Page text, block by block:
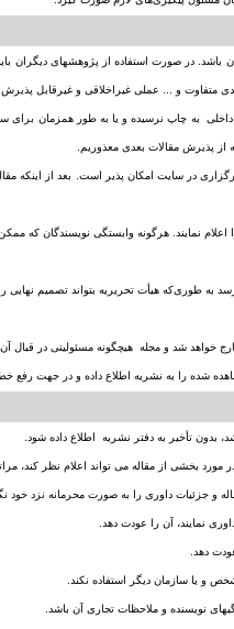
باشد. در صورت استفاده از پژوهشهای دیگران
متفاوت و ... عملی غیراخلاقی و غیرقابل پذیرش
به چاپ نرسیده و یا به طور همزمان برای
پذیرش مقالات بعدی معذوریم.
در سایت امکان پذیر است. بعد از اینکه
اعلام نمایند. هرگونه وابستگی نویسندگان
به طوری‌که هیأت تحریریه بتواند تصمیم نهایی را